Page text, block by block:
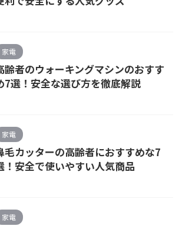
家電
齢者のウォーキングマシンのおすす
7選！安全な選び方を徹底解説
家電
毛カッターの高齢者におすすめな7
！安全で使いやすい人気商品
家電